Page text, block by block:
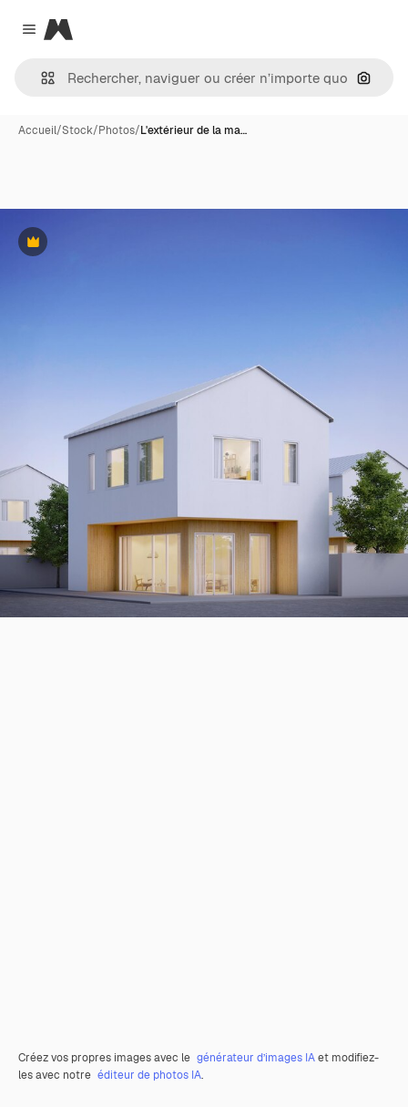
Close menu
Magnific
Accueil/Stock/Photos/L'extérieur de la ma…
Premium
Créez vos propres images avec le générateur d’images IAet modifiez-
les avec notre éditeur de photos IA.